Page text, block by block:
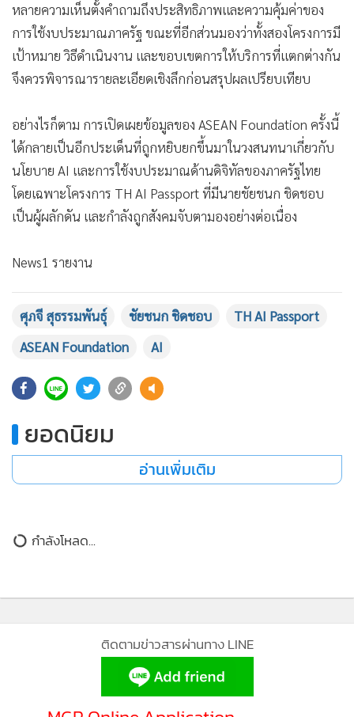
หลายความเห็นตั้งคำถามถึงประสิทธิภาพและความคุ้มค่าของ
การใช้งบประมาณภาครัฐ ขณะที่อีกส่วนมองว่าทั้งสองโครงการมี
เป้าหมาย วิธีดำเนินงาน และขอบเขตการให้บริการที่แตกต่างกัน
จึงควรพิจารณารายละเอียดเชิงลึกก่อนสรุปผลเปรียบเทียบ
อย่างไรก็ตาม การเปิดเผยข้อมูลของ ASEAN Foundation ครั้งนี้
ได้กลายเป็นอีกประเด็นที่ถูกหยิบยกขึ้นมาในวงสนทนาเกี่ยวกับ
นโยบาย AI และการใช้งบประมาณด้านดิจิทัลของภาครัฐไทย
โดยเฉพาะโครงการ TH AI Passport ที่มีนายชัยชนก ชิดชอบ
เป็นผู้ผลักดัน และกำลังถูกสังคมจับตามองอย่างต่อเนื่อง
News1 รายงาน
ศุภจี สุธรรมพันธุ์ ชัยชนก ชิดชอบ
TH AI Passport
ASEAN Foundation
AI
ยอดนิยม
อ่านเพิ่มเติม
MGR Online Application